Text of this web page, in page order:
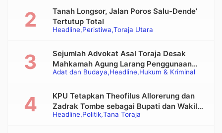
Headline Peristiwa Toraja Utara
Tanah Longsor, Jalan Poros Salu-Dende’
Tertutup Total
Adat dan Budaya Headline Hukum & Kriminal
Sejumlah Advokat Asal Toraja Desak
Mahkamah Agung Larang Penggunaan
Alat Berat pada Eksekusi Rumah Adat
Headline Politik Tana Toraja
KPU Tetapkan Theofilus Allorerung dan
Zadrak Tombe sebagai Bupati dan Wakil
Bupati Tana Toraja Terpilih